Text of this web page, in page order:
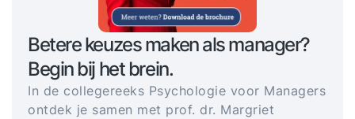
Betere keuzes maken als manager?
Begin bij het brein.
In de collegereeks Psychologie voor Managers
ontdek je samen met prof. dr. Margriet